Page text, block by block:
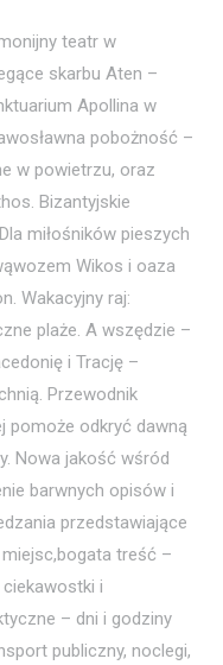
teatr w
skarbu Aten –
Apollina w
pobożność –
w powietrzu, oraz
Bizantyjskie
miłośników pieszych
Wikos i oaza
Wakacyjny raj:
plaże. A wszędzie –
i Trację –
Przewodnik
pomoże odkryć dawną
Nowa jakość wśród
barwnych opisów i
przedstawiające
treść –
i
– dni i godziny
publiczny, noclegi,